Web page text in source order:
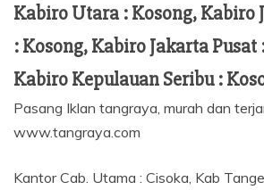
Kabiro Utara : Kosong, Kabiro
: Kosong, Kabiro Jakarta Pusat
Kabiro Kepulauan Seribu :
Pasang Iklan tangraya, murah dan
www.tangraya.com
Kantor Cab. Utama : Cisoka, Kab